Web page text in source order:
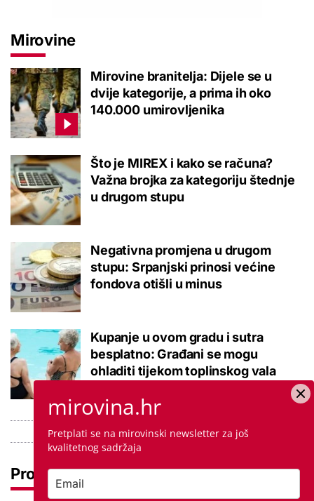
Mirovine
Mirovine branitelja: Dijele se u
dvije kategorije, a prima ih oko
140.000 umirovljenika
Što je MIREX i kako se računa?
Važna brojka za kategoriju štednje
u drugom stupu
Negativna promjena u drugom
stupu: Srpanjski prinosi većine
fondova otišli u minus
Kupanje u ovom gradu i sutra
besplatno: Građani se mogu
ohladiti tijekom toplinskog vala
Pročitaj još
mirovina.hr
Pretplati se na mirovinski newsletter za još
kvalitetnog sadržaja